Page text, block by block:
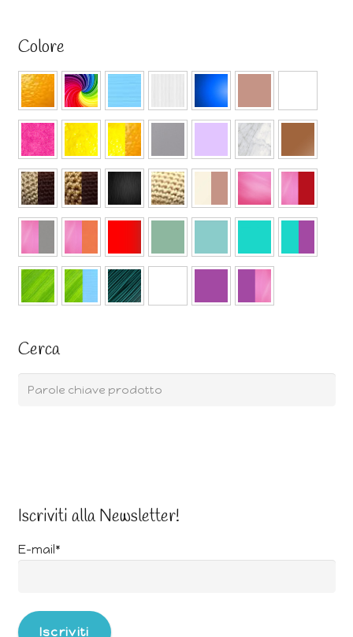
Colore
Cerca
Iscriviti alla Newsletter!
E-mail*